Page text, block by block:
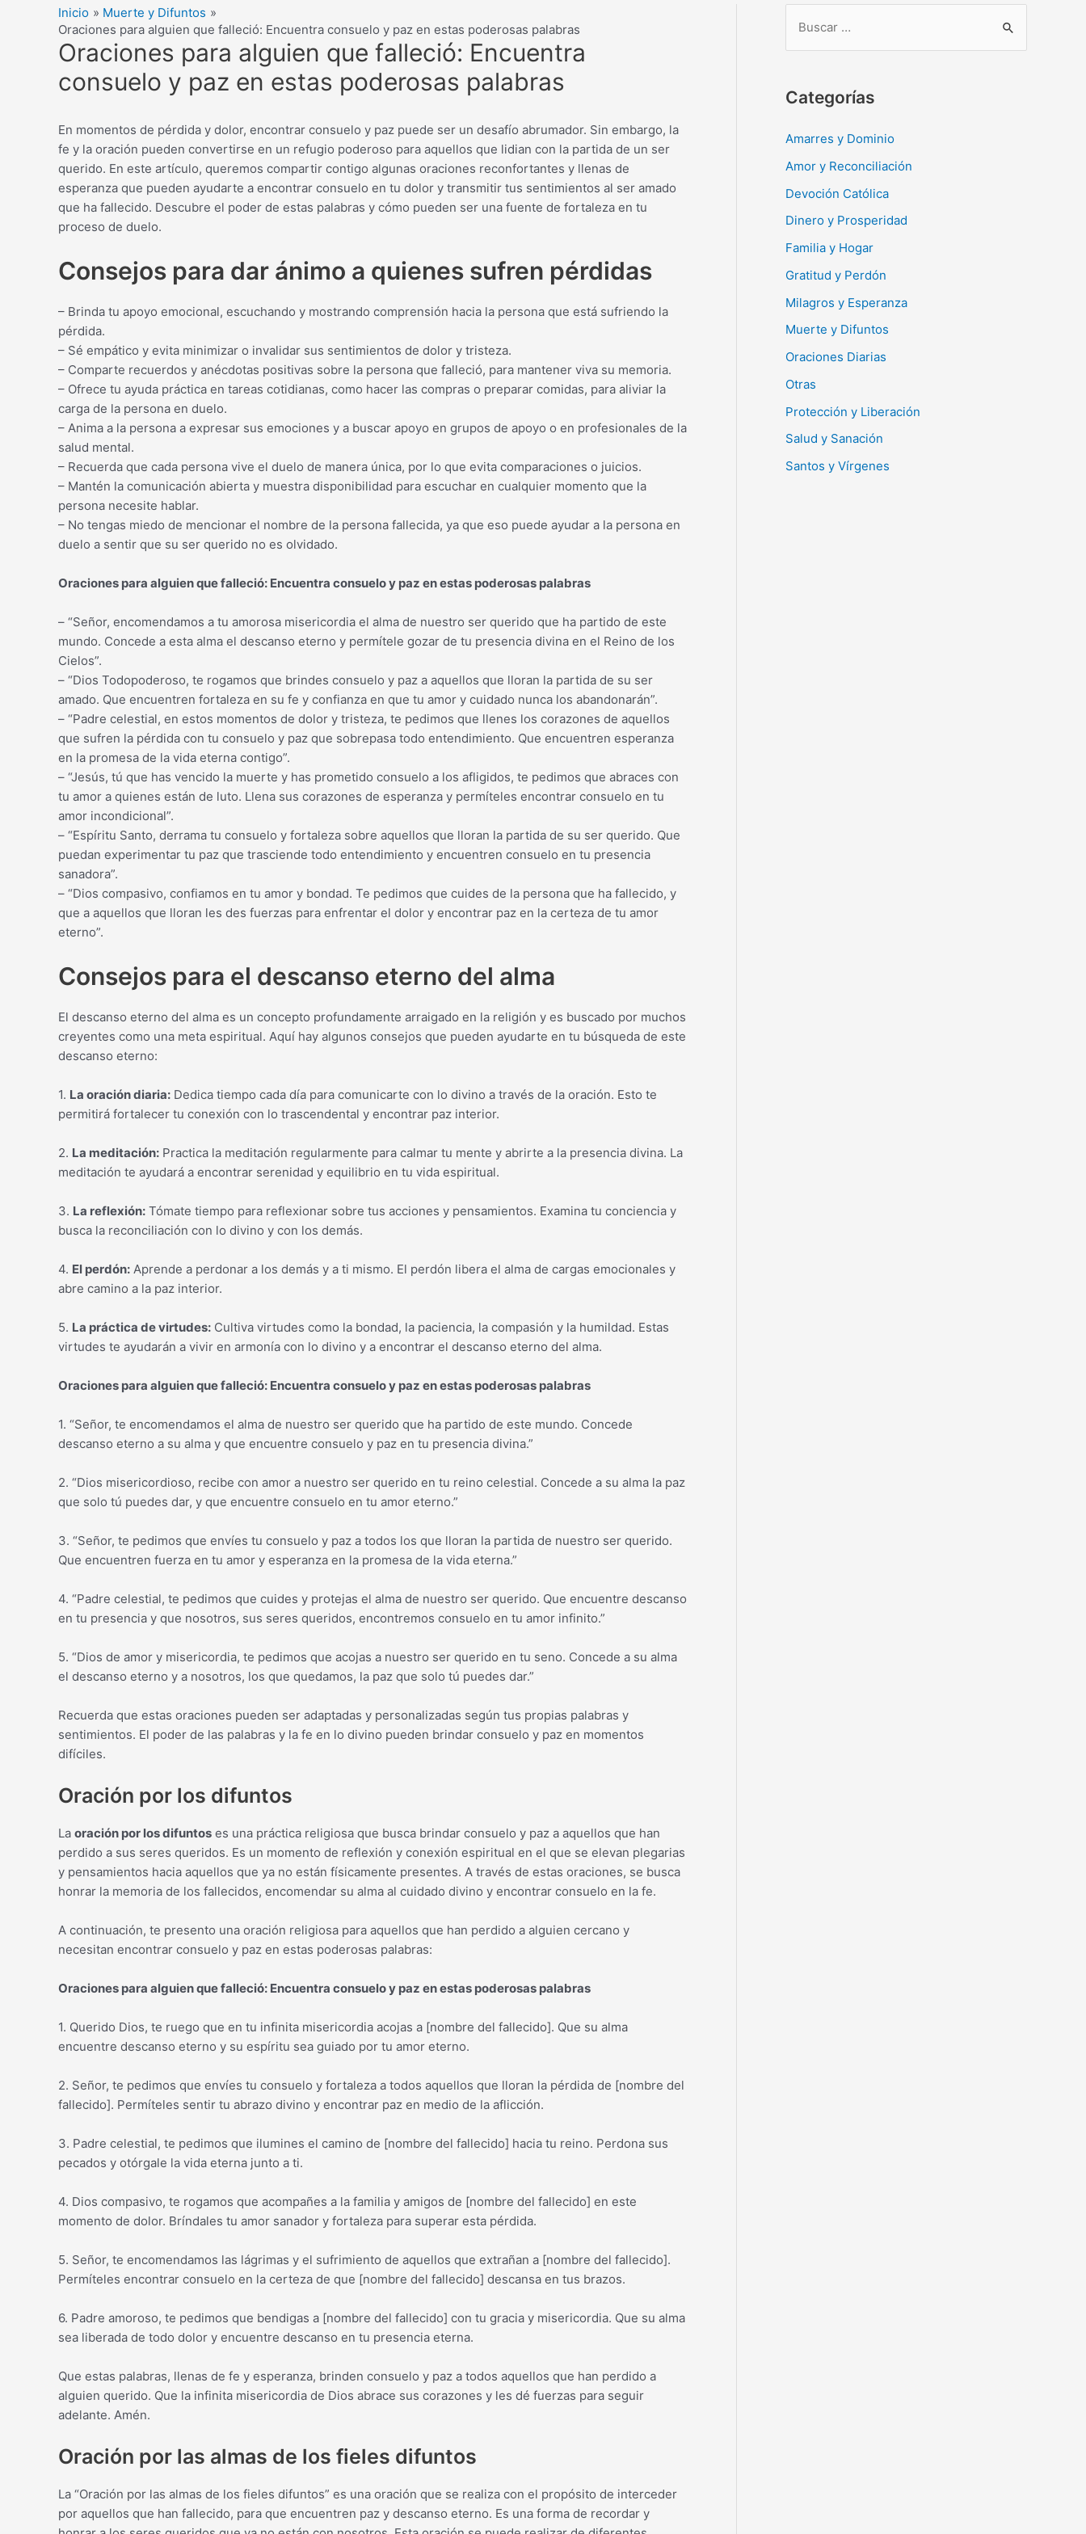
Inicio
Muerte y Difuntos
Oraciones para alguien que falleció: Encuentra consuelo y paz en estas poderosas palabras
Oraciones para alguien que falleció: Encuentra
consuelo y paz en estas poderosas palabras
En momentos de pérdida y dolor, encontrar consuelo y paz puede ser un desafío abrumador. Sin embargo, la
fe y la oración pueden convertirse en un refugio poderoso para aquellos que lidian con la partida de un ser
querido. En este artículo, queremos compartir contigo algunas oraciones reconfortantes y llenas de
esperanza que pueden ayudarte a encontrar consuelo en tu dolor y transmitir tus sentimientos al ser amado
que ha fallecido. Descubre el poder de estas palabras y cómo pueden ser una fuente de fortaleza en tu
proceso de duelo.
Consejos para dar ánimo a quienes sufren pérdidas
– Brinda tu apoyo emocional, escuchando y mostrando comprensión hacia la persona que está sufriendo la
pérdida.
– Sé empático y evita minimizar o invalidar sus sentimientos de dolor y tristeza.
– Comparte recuerdos y anécdotas positivas sobre la persona que falleció, para mantener viva su memoria.
– Ofrece tu ayuda práctica en tareas cotidianas, como hacer las compras o preparar comidas, para aliviar la
carga de la persona en duelo.
– Anima a la persona a expresar sus emociones y a buscar apoyo en grupos de apoyo o en profesionales de la
salud mental.
– Recuerda que cada persona vive el duelo de manera única, por lo que evita comparaciones o juicios.
– Mantén la comunicación abierta y muestra disponibilidad para escuchar en cualquier momento que la
persona necesite hablar.
– No tengas miedo de mencionar el nombre de la persona fallecida, ya que eso puede ayudar a la persona en
duelo a sentir que su ser querido no es olvidado.
Oraciones para alguien que falleció: Encuentra consuelo y paz en estas poderosas palabras
– “Señor, encomendamos a tu amorosa misericordia el alma de nuestro ser querido que ha partido de este
mundo. Concede a esta alma el descanso eterno y permítele gozar de tu presencia divina en el Reino de los
Cielos”.
– “Dios Todopoderoso, te rogamos que brindes consuelo y paz a aquellos que lloran la partida de su ser
amado. Que encuentren fortaleza en su fe y confianza en que tu amor y cuidado nunca los abandonarán”.
– “Padre celestial, en estos momentos de dolor y tristeza, te pedimos que llenes los corazones de aquellos
que sufren la pérdida con tu consuelo y paz que sobrepasa todo entendimiento. Que encuentren esperanza
en la promesa de la vida eterna contigo”.
– “Jesús, tú que has vencido la muerte y has prometido consuelo a los afligidos, te pedimos que abraces con
tu amor a quienes están de luto. Llena sus corazones de esperanza y permíteles encontrar consuelo en tu
amor incondicional”.
– “Espíritu Santo, derrama tu consuelo y fortaleza sobre aquellos que lloran la partida de su ser querido. Que
puedan experimentar tu paz que trasciende todo entendimiento y encuentren consuelo en tu presencia
sanadora”.
– “Dios compasivo, confiamos en tu amor y bondad. Te pedimos que cuides de la persona que ha fallecido, y
que a aquellos que lloran les des fuerzas para enfrentar el dolor y encontrar paz en la certeza de tu amor
eterno”.
Consejos para el descanso eterno del alma
El descanso eterno del alma es un concepto profundamente arraigado en la religión y es buscado por muchos
creyentes como una meta espiritual. Aquí hay algunos consejos que pueden ayudarte en tu búsqueda de este
descanso eterno:
1. La oración diaria: Dedica tiempo cada día para comunicarte con lo divino a través de la oración. Esto te
permitirá fortalecer tu conexión con lo trascendental y encontrar paz interior.
2. La meditación: Practica la meditación regularmente para calmar tu mente y abrirte a la presencia divina. La
meditación te ayudará a encontrar serenidad y equilibrio en tu vida espiritual.
3. La reflexión: Tómate tiempo para reflexionar sobre tus acciones y pensamientos. Examina tu conciencia y
busca la reconciliación con lo divino y con los demás.
4. El perdón: Aprende a perdonar a los demás y a ti mismo. El perdón libera el alma de cargas emocionales y
abre camino a la paz interior.
5. La práctica de virtudes: Cultiva virtudes como la bondad, la paciencia, la compasión y la humildad. Estas
virtudes te ayudarán a vivir en armonía con lo divino y a encontrar el descanso eterno del alma.
Oraciones para alguien que falleció: Encuentra consuelo y paz en estas poderosas palabras
1. “Señor, te encomendamos el alma de nuestro ser querido que ha partido de este mundo. Concede
descanso eterno a su alma y que encuentre consuelo y paz en tu presencia divina.”
2. “Dios misericordioso, recibe con amor a nuestro ser querido en tu reino celestial. Concede a su alma la paz
que solo tú puedes dar, y que encuentre consuelo en tu amor eterno.”
3. “Señor, te pedimos que envíes tu consuelo y paz a todos los que lloran la partida de nuestro ser querido.
Que encuentren fuerza en tu amor y esperanza en la promesa de la vida eterna.”
4. “Padre celestial, te pedimos que cuides y protejas el alma de nuestro ser querido. Que encuentre descanso
en tu presencia y que nosotros, sus seres queridos, encontremos consuelo en tu amor infinito.”
5. “Dios de amor y misericordia, te pedimos que acojas a nuestro ser querido en tu seno. Concede a su alma
el descanso eterno y a nosotros, los que quedamos, la paz que solo tú puedes dar.”
Recuerda que estas oraciones pueden ser adaptadas y personalizadas según tus propias palabras y
sentimientos. El poder de las palabras y la fe en lo divino pueden brindar consuelo y paz en momentos
difíciles.
Oración por los difuntos
La oración por los difuntos es una práctica religiosa que busca brindar consuelo y paz a aquellos que han
perdido a sus seres queridos. Es un momento de reflexión y conexión espiritual en el que se elevan plegarias
y pensamientos hacia aquellos que ya no están físicamente presentes. A través de estas oraciones, se busca
honrar la memoria de los fallecidos, encomendar su alma al cuidado divino y encontrar consuelo en la fe.
A continuación, te presento una oración religiosa para aquellos que han perdido a alguien cercano y
necesitan encontrar consuelo y paz en estas poderosas palabras:
Oraciones para alguien que falleció: Encuentra consuelo y paz en estas poderosas palabras
1. Querido Dios, te ruego que en tu infinita misericordia acojas a [nombre del fallecido]. Que su alma
encuentre descanso eterno y su espíritu sea guiado por tu amor eterno.
2. Señor, te pedimos que envíes tu consuelo y fortaleza a todos aquellos que lloran la pérdida de [nombre del
fallecido]. Permíteles sentir tu abrazo divino y encontrar paz en medio de la aflicción.
3. Padre celestial, te pedimos que ilumines el camino de [nombre del fallecido] hacia tu reino. Perdona sus
pecados y otórgale la vida eterna junto a ti.
4. Dios compasivo, te rogamos que acompañes a la familia y amigos de [nombre del fallecido] en este
momento de dolor. Bríndales tu amor sanador y fortaleza para superar esta pérdida.
5. Señor, te encomendamos las lágrimas y el sufrimiento de aquellos que extrañan a [nombre del fallecido].
Permíteles encontrar consuelo en la certeza de que [nombre del fallecido] descansa en tus brazos.
6. Padre amoroso, te pedimos que bendigas a [nombre del fallecido] con tu gracia y misericordia. Que su alma
sea liberada de todo dolor y encuentre descanso en tu presencia eterna.
Que estas palabras, llenas de fe y esperanza, brinden consuelo y paz a todos aquellos que han perdido a
alguien querido. Que la infinita misericordia de Dios abrace sus corazones y les dé fuerzas para seguir
adelante. Amén.
Oración por las almas de los fieles difuntos
La “Oración por las almas de los fieles difuntos” es una oración que se realiza con el propósito de interceder
por aquellos que han fallecido, para que encuentren paz y descanso eterno. Es una forma de recordar y
c
r
Categorías
Amarres y Dominio
Amor y Reconciliación
Devoción Católica
Dinero y Prosperidad
Familia y Hogar
Gratitud y Perdón
Milagros y Esperanza
Muerte y Difuntos
Oraciones Diarias
Otras
Protección y Liberación
Salud y Sanación
Santos y Vírgenes